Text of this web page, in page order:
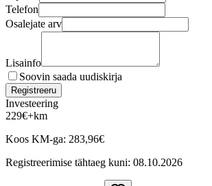
Telefon
Osalejate arv
Lisainfo
Soovin saada uudiskirja
Registreeru
Investeering
229€+km
Koos KM-ga: 283,96€
Registreerimise tähtaeg kuni: 08.10.2026